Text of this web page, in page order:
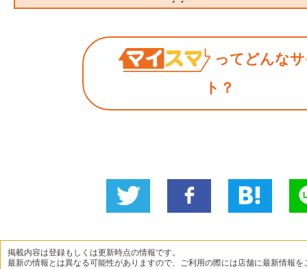
ってどんな
ト？
に投稿
ね！
掲載内容は登録もしくは更新時点の情報です。
最新の情報とは異なる可能性がありますので、ご利用の際には店舗に最新情報を